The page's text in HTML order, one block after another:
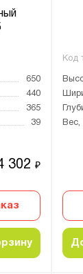
650
440
365
39
302₽
Код
Вес,